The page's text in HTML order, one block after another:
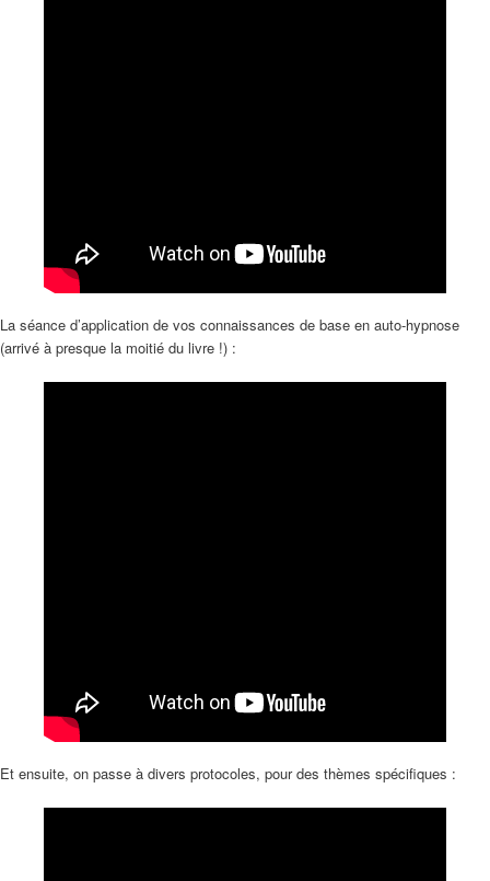
La séance d’application de vos connaissances de base en auto-hypnose
(arrivé à presque la moitié du livre !) :
Et ensuite, on passe à divers protocoles, pour des thèmes spécifiques :